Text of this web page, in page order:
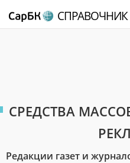
СПРАВОЧНИК
СРЕДСТВА
Редакции газет и